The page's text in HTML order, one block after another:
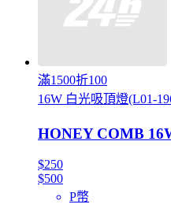
滿1500折100
16W 白光吸頂燈(L01-
HONEY COMB
$250
$500
P幣